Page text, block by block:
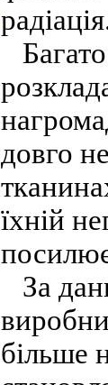
довго
їхній
За
більше